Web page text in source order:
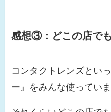
感想③： どこの店で
コンタクトレンズとい
ー』をみんな使っていま